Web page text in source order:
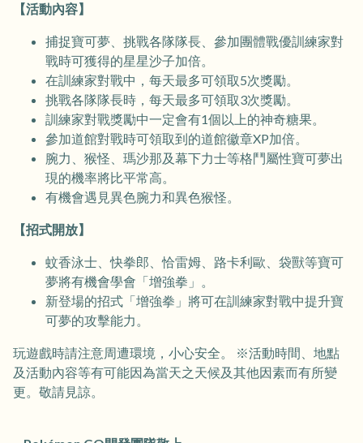
【活動內容】
捕捉寶可夢、挑戰各隊隊長、參加團體戰優訓練家對
戰時可獲得的星星沙子加倍。
在訓練家對戰中，每天最多可領取5次獎勵。
挑戰各隊隊長時，每天最多可領取3次獎勵。
訓練家對戰獎勵中一定會有1個以上的神奇糖果。
參加道館對戰時可領取到的道館徽章XP加倍。
腕力、猴怪、瑪沙那及幕下力士等格鬥屬性寶可夢出
現的機率將比平常高。
有機會遇見異色腕力和異色猴怪。
【招式開放】
蚊香泳士、快拳郎、恰雷姆、路卡利歐、袋獸等寶可
夢將有機會學會「增強拳」。
新登場的招式「增強拳」將可在訓練家對戰中提升寶
可夢的攻擊能力。
玩遊戲時請注意周遭環境，小心安全。 ※活動時間、地點
及活動內容等有可能因為當天之天候及其他因素而有所變
更。敬請見諒。